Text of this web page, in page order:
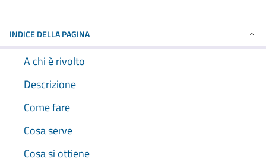
INDICE DELLA PAGINA
A chi è rivolto
Descrizione
Come fare
Cosa serve
Cosa si ottiene